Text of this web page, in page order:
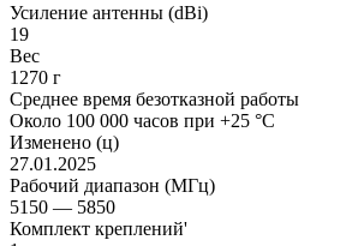
Усиление антенны (dBi)
19
Вес
1270 г
Среднее время безотказной работы
Около 100 000 часов при +25 °C
Изменено (ц)
27.01.2025
Рабочий диапазон (МГц)
5150 — 5850
Комплект креплений'